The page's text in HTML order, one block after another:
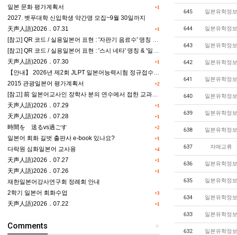
645 일본유학정보
644 일본유학정보
643 일본유학정보
642 일본유학정보
641 일본유학정보
640 일본유학정보
639 일본유학정보
638 일본유학정보
637 자매교류
636 일본유학정보
635 일본유학정보
634 일본유학정보
633 일본유학정보
632 일본유학정보
+1
일본 문화 평가계획서
2027. 벳푸대학 신입학생 약간명 모집~9월 30일까지
+1
天声人語)2026．07.31
[참고] QR 코드 / 실용일본어 표현 : '자판기 음료수' 명칭 & '드럭스토어 약품명' 알아맞히기
[참고] QR 코드 / 실용일본어 표현 : '스시 네타' 명칭 & '일본편의점 상품명' 학습 게임
+1
天声人語)2026．07.30
【안내】 2026년 제2회 JLPT 일본어능력시험 정규접수 일정
+2
2015 관광일본어 평가계획서
[참고] 前 일본어교사인 장학사 분의 연수에서 접한 교과세특작성(매력있는 세특) Tip
+1
天声人語)2026．07.29
+1
天声人語)2026．07.28
+2
時間を 送るvs過ごす
+1
일본어 회화 길벗 출판사 e-book 있나요?
+4
다락원 심화일본어 교사용
+1
天声人語)2026．07.27
+1
天声人語)2026．07.26
재한일본어강사연구회 정례회 안내
+3
2학기 일본어 회화수업
+1
天声人語)2026．07.22
+
Comments